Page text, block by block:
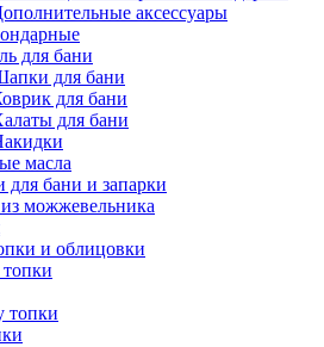
аксессуары
для бани
для бани
для бани
для бани
масла
для бани и запарки
можжевельника
и облицовки
топки
топки